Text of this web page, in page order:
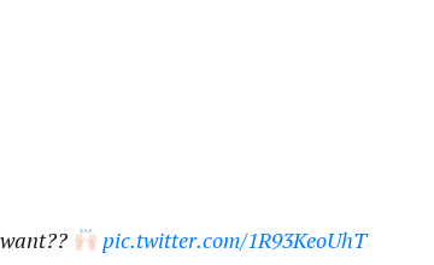
pic.twitter.com/1R93KeoUhT